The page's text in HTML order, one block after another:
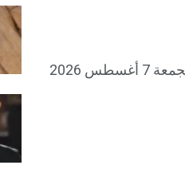
استقر سعر الحديد اليوم الجمعة 7 أغسطس 2026